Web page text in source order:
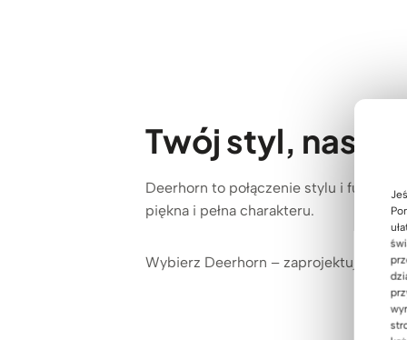
Twój styl, nasz
Deerhorn to połączenie stylu i
piękna i pełna charakteru.
Wybierz Deerhorn – zaprojektuj